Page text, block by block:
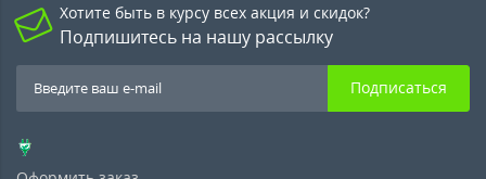
Хотите быть в курсу всех акция и скидок?
Подпишитесь на нашу рассылку
Подписаться